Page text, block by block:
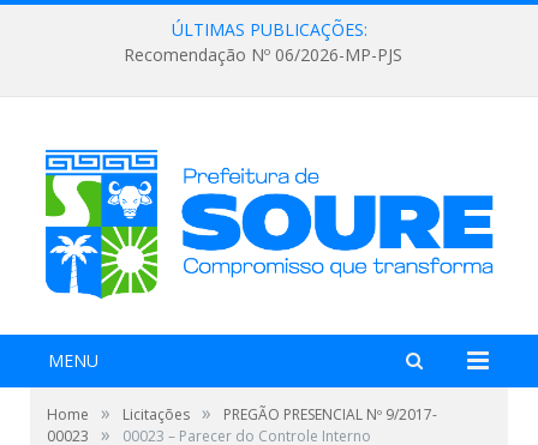
ÚLTIMAS PUBLICAÇÕES:
Recomendação Nº 06/2026-MP-PJS
MENU
Home » Licitações »
PREGÃO PRESENCIAL Nº 9/2017-
00023
» 00023 – Parecer do Controle Interno